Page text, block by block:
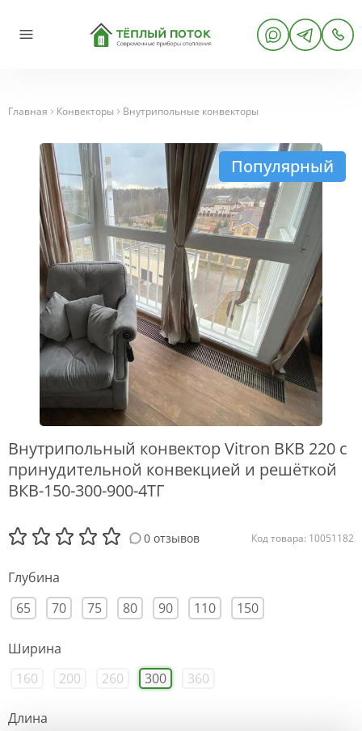
Главная Конвекторы Внутрипольные конвекторы
Популярный
Внутрипольный конвектор Vitron ВКВ 220 с
принудительной конвекцией и решёткой
ВКВ-150-300-900-4ТГ
0 отзывов Код товара: 10051182
Глубина
65
70 75 80 90 110 150
Ширина
160
200 260 300 360
Длина